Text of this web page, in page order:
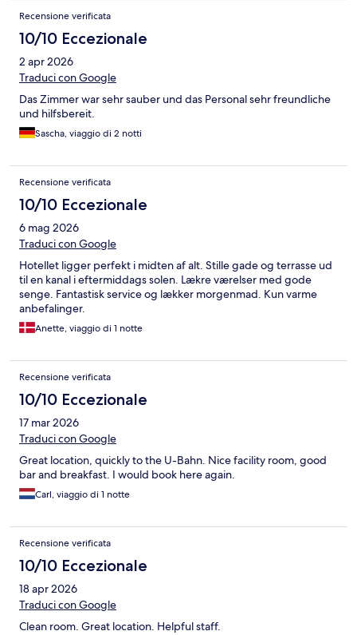
Recensione verificata
10/10 Eccezionale
2 apr 2026
Traduci con Google
Das Zimmer war sehr sauber und das Personal sehr freundliche
und hilfsbereit.
Sascha, viaggio di 2 notti
Recensione verificata
10/10 Eccezionale
6 mag 2026
Traduci con Google
Hotellet ligger perfekt i midten af alt. Stille gade og terrasse ud
til en kanal i eftermiddags solen. Lækre værelser med gode
senge. Fantastisk service og lækker morgenmad. Kun varme
anbefalinger.
Anette, viaggio di 1 notte
Recensione verificata
10/10 Eccezionale
17 mar 2026
Traduci con Google
Great location, quickly to the U-Bahn. Nice facility room, good
bar and breakfast. I would book here again.
Carl, viaggio di 1 notte
Recensione verificata
10/10 Eccezionale
18 apr 2026
Traduci con Google
Clean room. Great location. Helpful staff.